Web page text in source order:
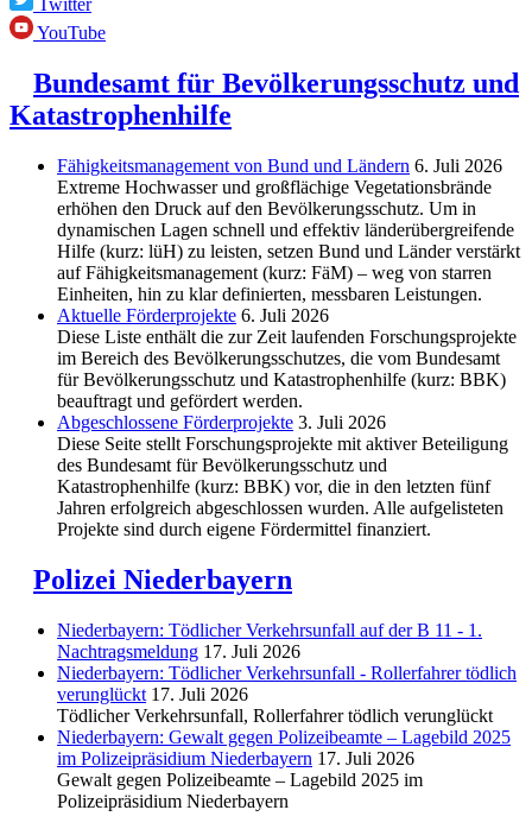
Twitter
YouTube
Bundesamt für Bevölkerungsschutz und
Katastrophenhilfe
Fähigkeitsmanagement von Bund und Ländern 6. Juli 2026
Extreme Hochwasser und großflächige Vegetationsbrände
erhöhen den Druck auf den Bevölkerungsschutz. Um in
dynamischen Lagen schnell und effektiv länderübergreifende
Hilfe (kurz: lüH) zu leisten, setzen Bund und Länder verstärkt
auf Fähigkeitsmanagement (kurz: FäM) – weg von starren
Einheiten, hin zu klar definierten, messbaren Leistungen.
Aktuelle Förderprojekte 6. Juli 2026
Diese Liste enthält die zur Zeit laufenden Forschungsprojekte
im Bereich des Be­völkerungs­schutzes, die vom Bundesamt
für Bevölkerungsschutz und Katastrophenhilfe (kurz: BBK)
beauftragt und gefördert werden.
Abgeschlos­sene Förderprojekte 3. Juli 2026
Diese Seite stellt Forschungsprojekte mit aktiver Beteiligung
des Bundesamt für Bevölkerungsschutz und
Katastrophenhilfe (kurz: BBK) vor, die in den letzten fünf
Jahren erfolgreich abgeschlossen wurden. Alle aufgelisteten
Projekte sind durch eigene Fördermittel finanziert.
Polizei Niederbayern
Niederbayern: Tödlicher Verkehrsunfall auf der B 11 - 1.
Nachtragsmeldung 17. Juli 2026
Niederbayern: Tödlicher Verkehrsunfall - Rollerfahrer tödlich
verunglückt 17. Juli 2026
Tödlicher Verkehrsunfall, Rollerfahrer tödlich verunglückt
Niederbayern: Gewalt gegen Polizeibeamte – Lagebild 2025
im Polizeipräsidium Niederbayern 17. Juli 2026
Gewalt gegen Polizeibeamte – Lagebild 2025 im
Polizeipräsidium Niederbayern